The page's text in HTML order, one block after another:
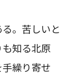
。苦しいと
知る北原
繰り寄せ